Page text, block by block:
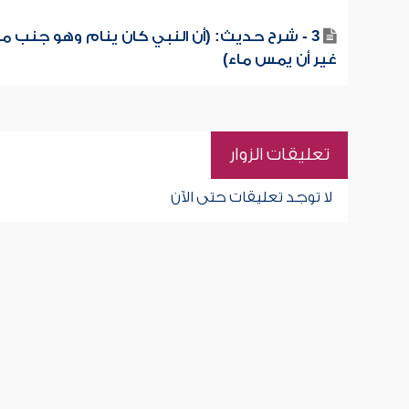
3 - شرح حديث: (أن النبي كان ينام وهو جنب
غير أن يمس ماء)
تعليقات الزوار
لا توجد تعليقات حتى الآن